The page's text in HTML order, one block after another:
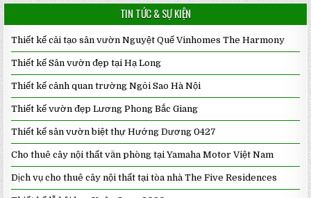
TIN TỨC & SỰ KIỆN
Thiết kế cải tạo sân vườn Nguyệt Quế Vinhomes The Harmony
Thiết kế Sân vườn đẹp tại Hạ Long
Thiết kế cảnh quan trường Ngôi Sao Hà Nội
Thiết kế vườn đẹp Lương Phong Bắc Giang
Thiết kế sân vườn biệt thự Hướng Dương 0427
Cho thuê cây nội thất văn phòng tại Yamaha Motor Việt Nam
Dịch vụ cho thuê cây nội thất tại tòa nhà The Five Residences